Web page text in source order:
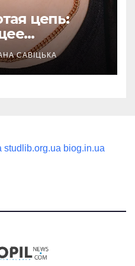
цепь:
выбору
САВІЦЬКА
studlib.org.ua biog.in.ua